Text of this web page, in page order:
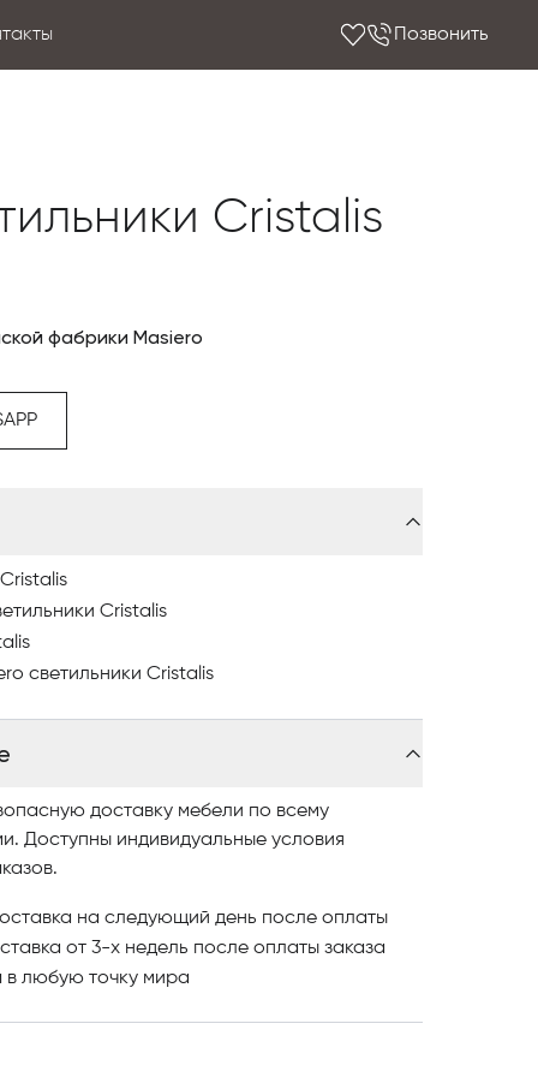
Позвонить
Cristalis
фабрики Masiero
Cristalis
светильники Cristalis
доставку мебели по всему
Доступны индивидуальные условия
на следующий день после оплаты
от 3-х недель после оплаты заказа
в любую точку мира